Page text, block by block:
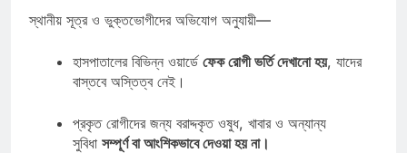
স্থানীয় সূত্র ও ভুক্তভোগীদের অভিযোগ অনুযায়ী—
হাসপাতালের বিভিন্ন ওয়ার্ডে ফেক রোগী ভর্তি দেখানো হয়, যাদের
বাস্তবে অস্তিত্ব নেই।
প্রকৃত রোগীদের জন্য বরাদ্দকৃত ওষুধ, খাবার ও অন্যান্য
সুবিধা সম্পূর্ণ বা আংশিকভাবে দেওয়া হয় না।